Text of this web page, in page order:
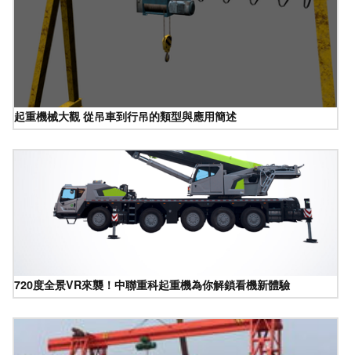
起重機械大觀 從吊車到行吊的類型與應用簡述
720度全景VR來襲！中聯重科起重機為你解鎖看機新體驗